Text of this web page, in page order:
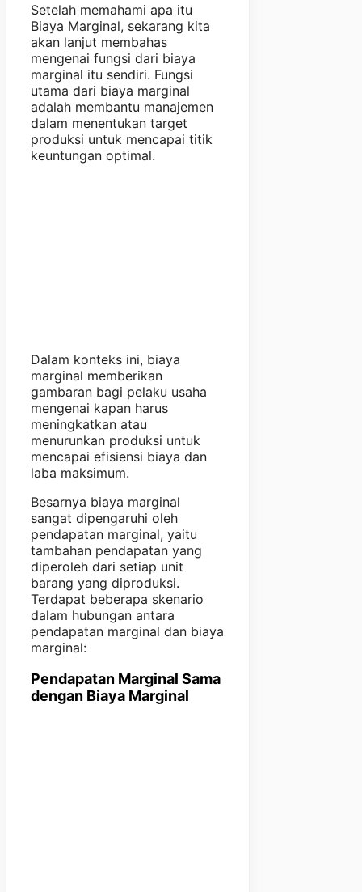
Setelah memahami apa itu
Biaya Marginal, sekarang kita
akan lanjut membahas
mengenai fungsi dari biaya
marginal itu sendiri. Fungsi
utama dari biaya marginal
adalah membantu manajemen
dalam menentukan target
produksi untuk mencapai titik
keuntungan optimal.
Dalam konteks ini, biaya
marginal memberikan
gambaran bagi pelaku usaha
mengenai kapan harus
meningkatkan atau
menurunkan produksi untuk
mencapai efisiensi biaya dan
laba maksimum.
Besarnya biaya marginal
sangat dipengaruhi oleh
pendapatan marginal, yaitu
tambahan pendapatan yang
diperoleh dari setiap unit
barang yang diproduksi.
Terdapat beberapa skenario
dalam hubungan antara
pendapatan marginal dan biaya
marginal:
Pendapatan Marginal Sama
dengan Biaya Marginal